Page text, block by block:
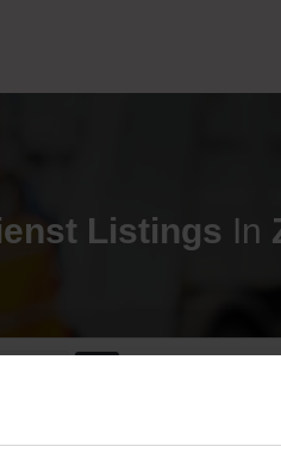
Listings In